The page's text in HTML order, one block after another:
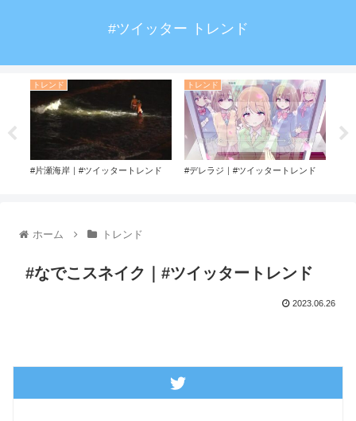
#ツイッター トレンド
トレンド
#片瀬海岸｜#ツイッタートレンド
トレンド
#デレラジ｜#ツイッタートレンド
ホーム トレンド
#なでこスネイク｜#ツイッタートレンド
2023.06.26